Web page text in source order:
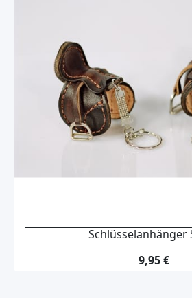
Schlüsselanhänger
9,95 €